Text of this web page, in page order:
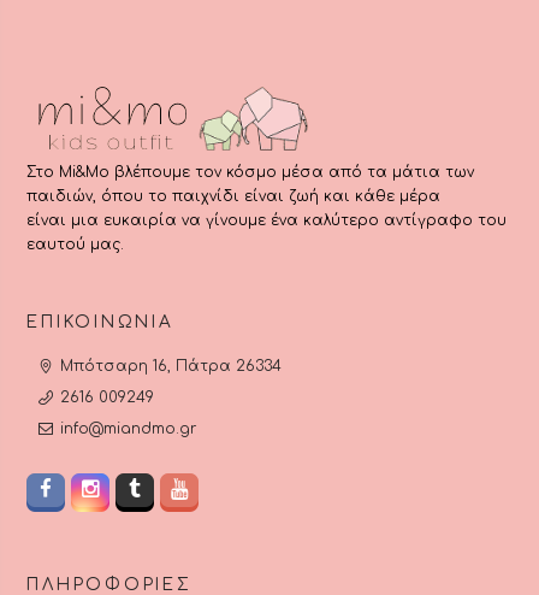
Στο Mi&Mo βλέπουμε τον κόσμο μέσα από τα μάτια των
παιδιών, όπου το παιχνίδι είναι ζωή και κάθε μέρα
είναι μια ευκαιρία να γίνουμε ένα καλύτερο αντίγραφο του
εαυτού μας.
ΕΠΙΚΟΙΝΩΝΊΑ
Μπότσαρη 16, Πάτρα 26334
2616 009249
info@miandmo.gr
ΠΛΗΡΟΦΟΡΊΕΣ